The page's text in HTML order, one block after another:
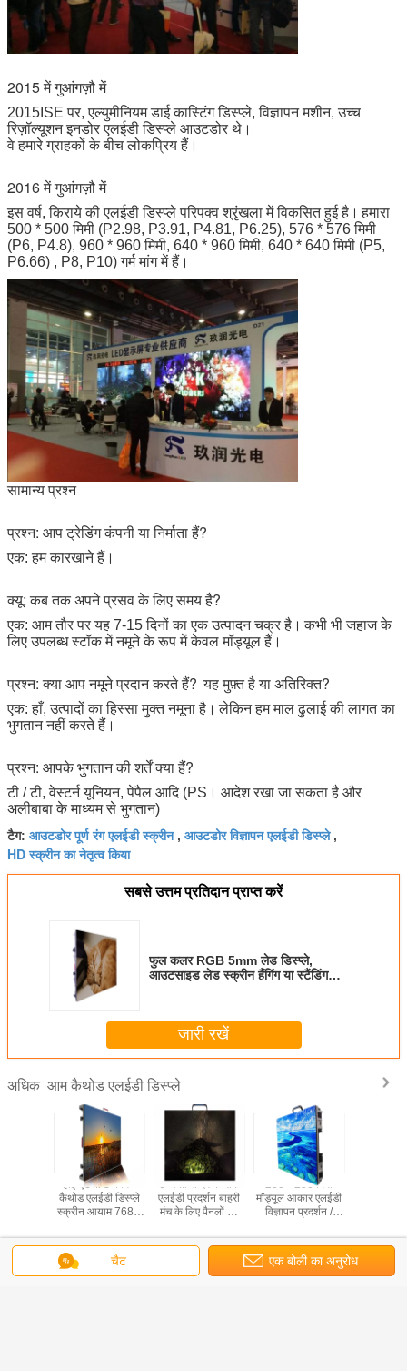
2015 में गुआंगज़ौ में
2015ISE पर, एल्युमीनियम डाई कास्टिंग डिस्प्ले, विज्ञापन मशीन, उच्च
रिज़ॉल्यूशन इनडोर एलईडी डिस्प्ले आउटडोर थे।
वे हमारे ग्राहकों के बीच लोकप्रिय हैं।
2016 में गुआंगज़ौ में
इस वर्ष, किराये की एलईडी डिस्प्ले परिपक्व श्रृंखला में विकसित हुई है। हमारा
500 * 500 मिमी (P2.98, P3.91, P4.81, P6.25), 576 * 576 मिमी
(P6, P4.8), 960 * 960 मिमी, 640 * 960 मिमी, 640 * 640 मिमी (P5,
P6.66) , P8, P10) गर्म मांग में हैं।
सामान्य प्रश्न
प्रश्न: आप ट्रेडिंग कंपनी या निर्माता हैं?
एक: हम कारखाने हैं।
क्यू: कब तक अपने प्रसव के लिए समय है?
एक: आम तौर पर यह 7-15 दिनों का एक उत्पादन चक्र है। कभी भी जहाज के
लिए उपलब्ध स्टॉक में नमूने के रूप में केवल मॉड्यूल हैं।
प्रश्न: क्या आप नमूने प्रदान करते हैं? यह मुफ़्त है या अतिरिक्त?
एक: हाँ, उत्पादों का हिस्सा मुक्त नमूना है। लेकिन हम माल ढुलाई की लागत का
भुगतान नहीं करते हैं।
प्रश्न: आपके भुगतान की शर्तें क्या हैं?
टी / टी, वेस्टर्न यूनियन, पेपैल आदि (PS। आदेश रखा जा सकता है और
अलीबाबा के माध्यम से भुगतान)
टैग: आउटडोर पूर्ण रंग एलईडी स्क्रीन, आउटडोर विज्ञापन एलईडी डिस्प्ले,
HD स्क्रीन का नेतृत्व किया
सबसे उत्तम प्रतिदान प्राप्त करें
फुल कलर RGB 5mm लेड डिस्प्ले,
आउटसाइड लेड स्क्रीन हैंगिंग या स्टैंडिंग
जारी रखें
अधिक आम कैथोड एलईडी डिस्प्ले
हाई एंड पी 3 कॉमन
कैथोड एलईडी डिस्प्ले
स्क्रीन आयाम 768 *
एचजेड
उच्च ताजा दर पनरोक
एलईडी प्रदर्शन बाहरी
मंच के लिए पैनलों का
250 * 250 मिमी
मॉड्यूल आकार एलईडी
विज्ञापन प्रदर्शन /
अनुकूलित आकार
चैट एक बोली का अनुरोध